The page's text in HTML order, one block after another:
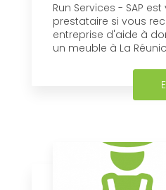
Run Services - SAP
prestataire si vous
entreprise d'aide à
un meuble à La